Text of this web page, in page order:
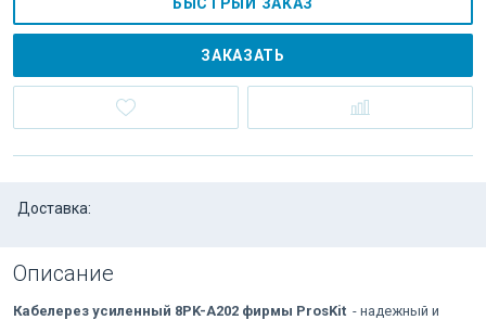
ЗАКАЗАТЬ
Доставка:
Описание
Кабелерез усиленный 8PK-A202 фирмы ProsKit - надежный и